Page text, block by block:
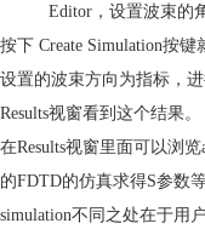
Editor ，设置波束的
按下 Create Simulation按键
设置的波束方向为指标，
Results视窗看到这个结果。
在Results视窗里面可以浏览
的FDTD的仿真求得S参数
simulation不同之处在于用